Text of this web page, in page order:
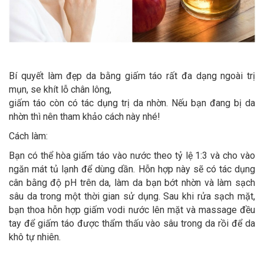
Bí quyết làm đẹp da bằng giấm táo rất đa dạng ngoài trị
mụn, se khít lỗ chân lông,
giấm táo còn có tác dụng trị da nhờn. Nếu bạn đang bị da
nhờn thì nên tham khảo cách này nhé!
Cách làm:
Bạn có thể hòa giấm táo vào nước theo tỷ lệ 1:3 và cho vào
ngăn mát tủ lạnh để dùng dần. Hỗn hợp này sẽ có tác dụng
cân bằng độ pH trên da, làm da bạn bớt nhờn và làm sạch
sâu da trong một thời gian sử dụng. Sau khi rửa sạch mặt,
bạn thoa hỗn hợp giấm vodi nước lên mặt và massage đều
tay để giấm táo được thẩm thấu vào sâu trong da rồi để da
khô tự nhiên.